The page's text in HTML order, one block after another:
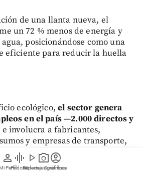
person
Perfil
graphic_eq
Pódcast
play_arrow
Videos
photo_camera
Reportajes gráficos
account_circle
Suscríbete
de una llanta nueva, el
un 72 % menos de energía y
posicionándose como una
eficiente para reducir la huella
ecológico,el sector genera
en el país —2.000 directos y
involucra a fabricantes,
y empresas de transporte,
Además, registra una
a los $653 mil millones.